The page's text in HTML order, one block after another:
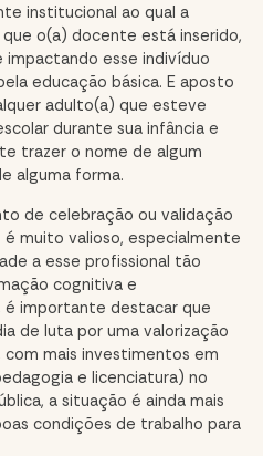
institucional ao qual a
o(a) docente está inserido,
esse indivíduo
educação básica. E aposto
adulto(a) que esteve
durante sua infância e
trazer o nome de algum
alguma forma.
de celebração ou validação
é muito valioso, especialmente
a esse profissional tão
cognitiva e
é importante destacar que
de luta por uma valorização
mais investimentos em
e licenciatura) no
a situação é ainda mais
condições de trabalho para